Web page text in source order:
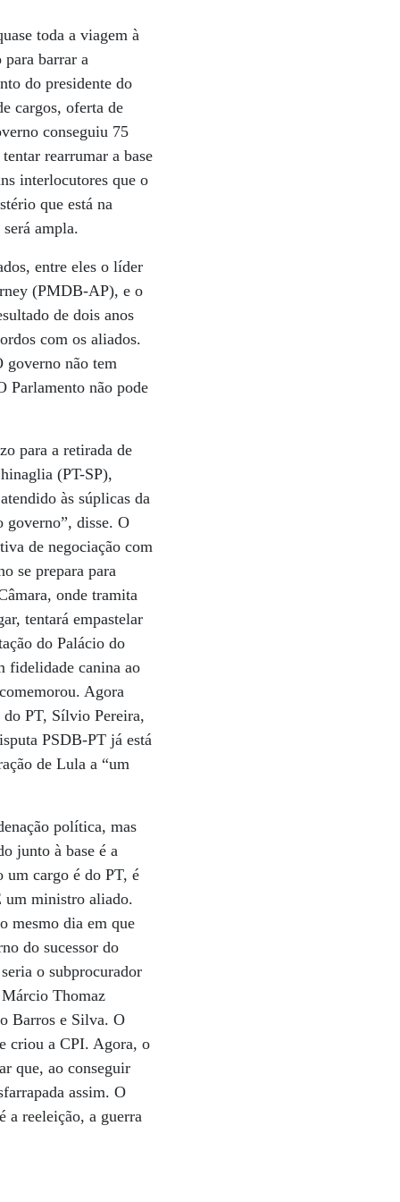
toda a viagem à
barrar a
do presidente do
cargos, oferta de
conseguiu 75
rearrumar a base
interlocutores que o
que está na
ampla.
entre eles o líder
(PMDB-AP), e o
de dois anos
com os aliados.
governo não tem
Parlamento não pode
para a retirada de
(PT-SP),
às súplicas da
governo”, disse. O
de negociação com
se prepara para
onde tramita
tentará empastelar
do Palácio do
fidelidade canina ao
Agora
do PT, Sílvio Pereira,
PSDB-PT já está
de Lula a “um
política, mas
junto à base é a
um cargo é do PT, é
um ministro aliado.
mesmo dia em que
do sucessor do
o subprocurador
Thomaz
Barros e Silva. O
criou a CPI. Agora, o
que, ao conseguir
assim. O
a reeleição, a guerra